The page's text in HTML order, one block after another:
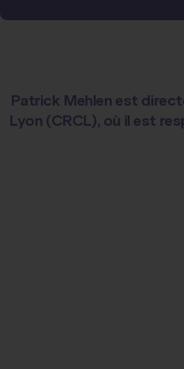
Patrick Mehlen est
Lyon (CRCL), où il est